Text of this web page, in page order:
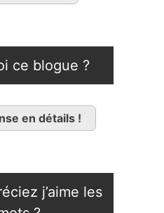
ce blogue ?
en détails !
j’aime les